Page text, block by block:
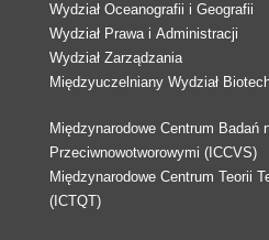
Wydział Oceanografii i Geografii
Wydział Prawa i Administracji
Wydział Zarządzania
Międzyuczelniany Wydział
Międzynarodowe Centrum Badań
Przeciwnowotworowymi (ICCVS)
Międzynarodowe Centrum Teorii
(ICTQT)